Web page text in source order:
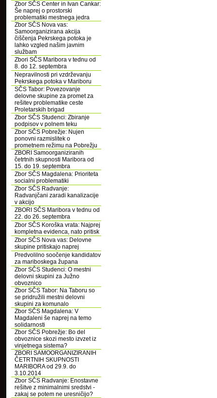
Zbor SČS Center in Ivan Cankar:
Še naprej o prostorski
problematiki mestnega jedra
Zbor SČS Nova vas:
Samoorganizirana akcija
čiščenja Pekrskega potoka je
lahko vzgled našim javnim
službam
Zbori SČS Maribora v tednu od
8. do 12. septembra
Nepravilnosti pri vzdrževanju
Pekrskega potoka v Mariboru
SČS Tabor: Povezovanje
delovne skupine za promet za
rešitev problematike ceste
Proletarskih brigad
Zbor SČS Studenci: Zbiranje
podpisov v polnem teku
Zbor SČS Pobrežje: Nujen
ponovni razmislitek o
prometnem režimu na Pobrežju
ZBORI Samoorganiziranih
četrtnih skupnosti Maribora od
15. do 19. septembra
Zbor SČS Magdalena: Prioriteta
socialni problematiki
Zbor SČS Radvanje:
Radvanjčani zaradi kanalizacije
v akcijo
ZBORI SČS Maribora v tednu od
22. do 26. septembra
Zbor SČS Koroška vrata: Najprej
kompletna evidenca, nato pritisk
Zbor SČS Nova vas: Delovne
skupine pritiskajo naprej
Predvolilno soočenje kandidatov
za mariboskega župana
Zbor SČS Studenci: O mestni
delovni skupini za Južno
obvoznico
Zbor SČS Tabor: Na Taboru so
se pridružili mestni delovni
skupini za komunalo
Zbor SČS Magdalena: V
Magdaleni še naprej na temo
solidarnosti
Zbor SČS Pobrežje: Bo del
obvoznice skozi mesto izvzet iz
vinjetnega sistema?
ZBORI SAMOORGANIZIRANIH
ČETRTNIH SKUPNOSTI
MARIBORA od 29.9. do
3.10.2014
Zbor SČS Radvanje: Enostavne
rešitve z minimalnimi sredstvi -
zakaj se potem ne uresničijo?